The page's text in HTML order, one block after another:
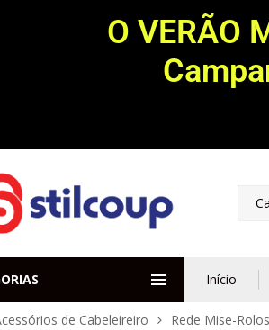
O VERÃO
Início
de Cabeleireiro Rede Mise-